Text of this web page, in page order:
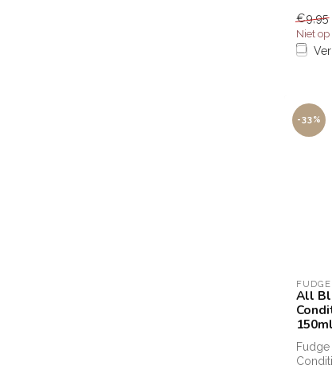
€9,95
Niet
-33%
FUDGE
All
150ml